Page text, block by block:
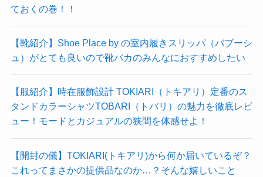
ておくの巻！！
【靴紹介】Shoe Place by の室内履きスリッパ（バブーシ
ュ）がとても良いので靴バカのみんなにおすすめしたい
【服紹介】時在服飾設計 TOKIARI（トキアリ）定番のス
タンドカラーシャツTOBARI（トバリ）の魅力を徹底レビ
ュー！モードとカジュアルの狭間を体感せよ！
【開封の儀】TOKIARI(トキアリ)から何か届いているぞ？
これってまさかの提供品なのか…？そんな嬉しいこと